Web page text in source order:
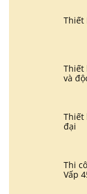
Thiết
Thiết
và
Thiết
đại
Thi
Vấp